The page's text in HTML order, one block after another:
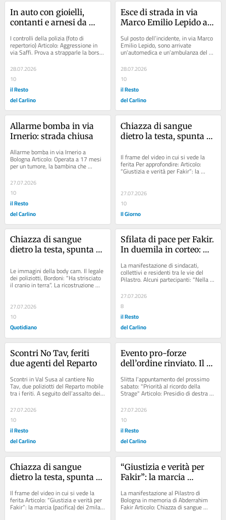
In auto con gioielli,
contanti e arnesi da
finiscono nei guai
I controlli della polizia (foto di
repertorio) Articolo: Aggressione in
via Saffi. Prova a strapparle la borsa
e la ferisce: 30enne nei guai
Articolo:...
28.07.2026
10
il Resto
del Carlino
Esce di strada in via
Marco Emilio Lepido a
18enne
Sul posto dell’incidente, in via Marco
Emilio Lepido, sono arrivate
un’automedica e un’ambulanza del
un...
28.07.2026
10
il Resto
del Carlino
Allarme bomba in via
Irnerio: strada chiusa
Allarme bomba in via Irnerio a
Bologna Articolo: Operata a 17 mesi
per un tumore, la bambina che
imparò a camminare con una protesi
torna al Rizzoli...
27.07.2026
10
il Resto
del Carlino
Chiazza di sangue
dietro la testa, spunta
“Fakir si è graffiato
sull’asfalto”
Il frame del video in cui si vede la
ferita Per approfondire: Articolo:
“Giustizia e verità per Fakir”: la
marcia (pacifica) dei 2mila...
27.07.2026
10
Il Giorno
Chiazza di sangue
dietro la testa, spunta
“Fakir si è graffiato
sull’asfalto”
Le immagini della body cam. Il legale
dei poliziotti, Bordoni: “Ha strisciato
il cranio in terra”. La ricostruzione
27.07.2026
10
Quotidiano
Sfilata di pace per Fakir.
In duemila in corteo:
La manifestazione di sindacati,
collettivi e residenti tra le vie del
Pilastro. Alcuni partecipanti: "Nella
strada della tragedia una targa che...
27.07.2026
8
il Resto
del Carlino
Scontri No Tav, feriti
due agenti del Reparto
Scontri in Val Susa al cantiere No
Tav, due poliziotti del Reparto mobile
tra i feriti. A seguito dell’assalto dei...
Articolo: Due poliziotti...
27.07.2026
10
il Resto
del Carlino
Evento pro-forze
dell’ordine rinviato. Il
farà l’8 agosto
Slitta l’appuntamento del prossimo
sabato: "Priorità al ricordo della
Strage" Articolo: Presidio di destra
per la ’Remigrazione’....
27.07.2026
10
il Resto
del Carlino
Chiazza di sangue
dietro la testa, spunta
“Fakir si è graffiato
sull’asfalto”
Il frame del video in cui si vede la
ferita Articolo: “Giustizia e verità per
Fakir”: la marcia (pacifica) dei 2mila
al Pilastro. Spunta nuovo...
“Giustizia e verità per
Fakir”: la marcia
Pilastro
La manifestazione al Pilastro di
Bologna in memoria di Abderrahim
Fakir Articolo: Chiazza di sangue
dietro la testa, spunta un nuovo